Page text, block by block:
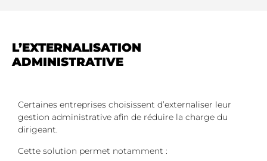
L’EXTERNALISATION
ADMINISTRATIVE
Certaines entreprises choisissent d’externaliser leur
gestion administrative afin de réduire la charge du
dirigeant.
Cette solution permet notamment :